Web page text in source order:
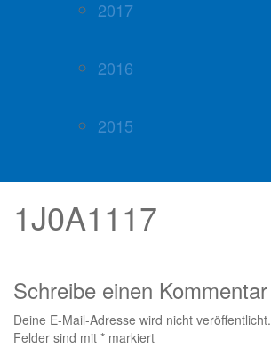
2017
2016
2015
1J0A1117
Schreibe einen Kommentar
Deine E-Mail-Adresse wird nicht veröffentlicht.
Felder sind mit * markiert